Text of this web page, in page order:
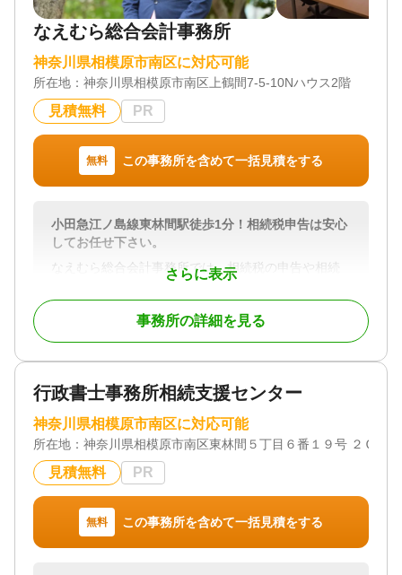
対応体制
電話相談可 / 訪問可 / 土日相談可 / 初回相談無料 / 18
時以降相談可 / オンライン面談可 / 事務所面談可
なえむら総合会計事務所
神奈川県相模原市南区に対応可能
所在地： 神奈川県相模原市南区上鶴間7-5-10Nハウス2階
見積無料 PR
無料 この事務所を含めて一括見積をする
さらに表示
小田急江ノ島線東林間駅徒歩1分！相続税申告は安心
してお任せ下さい。
なえむら総合会計事務所では、相続税の申告や相続
手続きについて、専門的なサポートを行っていま
す。相続に関する不安や疑問を一つひとつ解決し、
安心して大切な手続きを任せていただけるよう、心
を込めてお手伝いします。
続税の申告だけでなく、遺産分割や納税資金の準備
す。複雑な手続きも丁寧にご説明し、お客様が安心
できるように進めますので、初めての方でもご安心
ください。
また、事業をお持ちの方には、事業承継のサポート
も行っています。大切な会社を次の世代へ引き継ぐ
ためのアドバイスを提供し、税務面からもしっかり
事務所の詳細を見る
行政書士事務所相続支援センター
神奈川県相模原市南区に対応可能
所在地： 神奈川県相模原市南区東林間５丁目６番１９号 ２Ｃ
見積無料 PR
無料 この事務所を含めて一括見積をする